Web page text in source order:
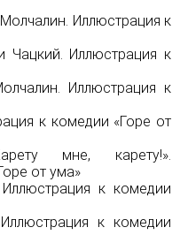
Иллюстрация к
Иллюстрация к
Иллюстрация к
к комедии «Горе от
мне, карету!».
от ума»
к комедии
к комедии